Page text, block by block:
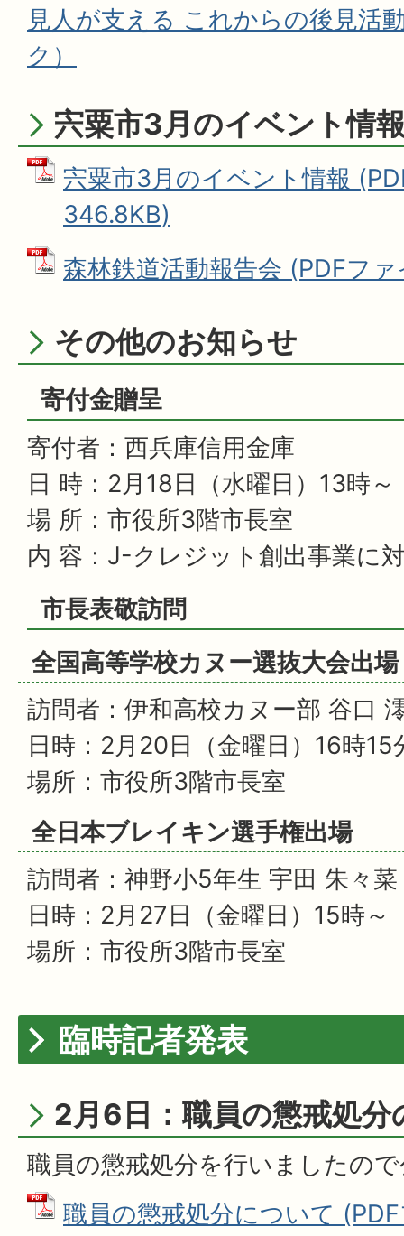
見人が支える これからの後見活
ク）
宍粟市3月のイベント情
宍粟市3月のイベント情報
346.8KB)
森林鉄道活動報告会 (PDFフ
その他のお知らせ
寄付金贈呈
寄付者：西兵庫信用金庫
日 時：2月18日（水曜日）13時～
場 所：市役所3階市長室
内 容：J-クレジット創出事業に
市長表敬訪問
全国高等学校カヌー選抜大会出場
訪問者：伊和高校カヌー部 谷口
日時：2月20日（金曜日）16時15
場所：市役所3階市長室
全日本ブレイキン選手権出場
訪問者：神野小5年生 宇田 朱々
日時：2月27日（金曜日）15時～
場所：市役所3階市長室
臨時記者発表
2月6日：職員の懲戒処分
職員の懲戒処分を行いましたの
職員の懲戒処分について